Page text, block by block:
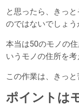
と思ったら、きっ
のではないでしょう
本当は50のモノの
いうモノの住所を
この作業は、きっと
ポイントは